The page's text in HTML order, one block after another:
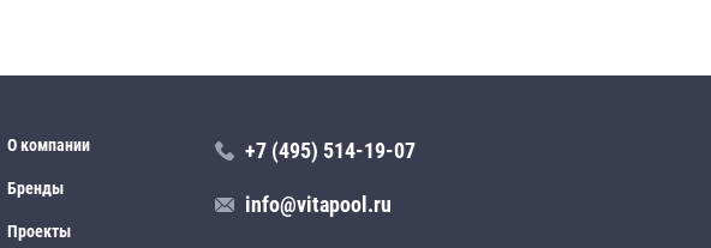
О компании
Бренды
Проекты
+7 (495) 514-19-07
info@vitapool.ru